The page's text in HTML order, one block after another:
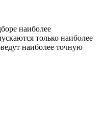
наиболее
только наиболее
наиболее точную